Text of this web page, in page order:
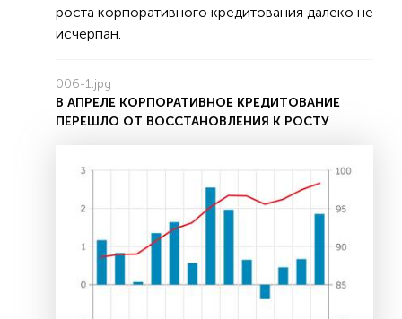
роста корпоративного кредитования далеко не
исчерпан.
006-1.jpg
В АПРЕЛЕ КОРПОРАТИВНОЕ КРЕДИТОВАНИЕ
ПЕРЕШЛО ОТ ВОССТАНОВЛЕНИЯ К РОСТУ